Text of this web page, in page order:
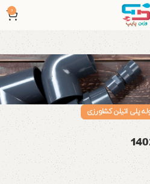
0
پلی اتیلن کشاورزی